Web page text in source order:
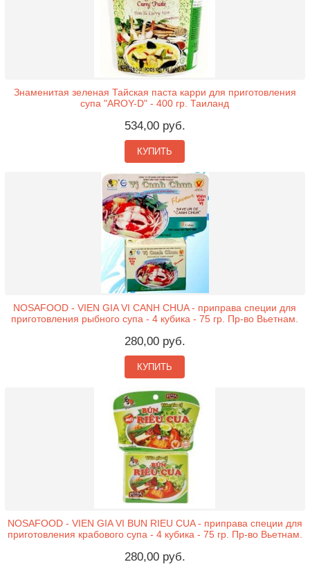
Знаменитая зеленая Тайская паста карри для приготовления
супа "AROY-D" - 400 гр. Таиланд
534,00 руб.
КУПИТЬ
NOSAFOOD - VIEN GIA VI CANH CHUA - приправа специи для
приготовления рыбного супа - 4 кубика - 75 гр. Пр-во Вьетнам.
280,00 руб.
КУПИТЬ
NOSAFOOD - VIEN GIA VI BUN RIEU CUA - приправа специи для
приготовления крабового супа - 4 кубика - 75 гр. Пр-во Вьетнам.
280,00 руб.